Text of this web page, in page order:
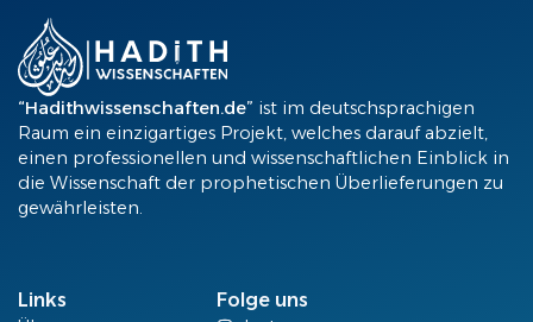
“Hadithwissenschaften.de” ist im deutschsprachigen
Raum ein einzigartiges Projekt, welches darauf abzielt,
einen professionellen und wissenschaftlichen Einblick in
die Wissenschaft der prophetischen Überlieferungen zu
gewährleisten.
Links Folge uns